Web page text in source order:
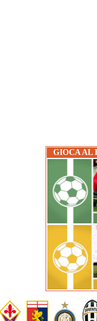
GIOCA AL